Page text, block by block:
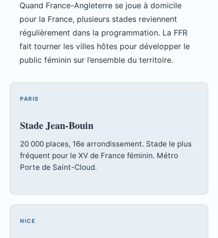
Quand France-Angleterre se joue à domicile
pour la France, plusieurs stades reviennent
régulièrement dans la programmation. La FFR
fait tourner les villes hôtes pour développer le
public féminin sur l’ensemble du territoire.
PARIS
Stade Jean-Bouin
20 000 places, 16e arrondissement. Stade le plus
fréquent pour le XV de France féminin. Métro
Porte de Saint-Cloud.
NICE